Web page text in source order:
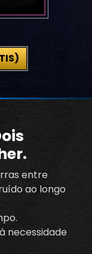
entre
ao longo
necessidade